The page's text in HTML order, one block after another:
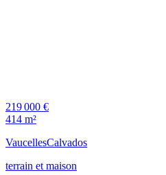
219 000 €
414 m²
VaucellesCalvados
terrain et maison